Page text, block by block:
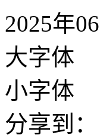
2025年
大字体
小字体
分享到：